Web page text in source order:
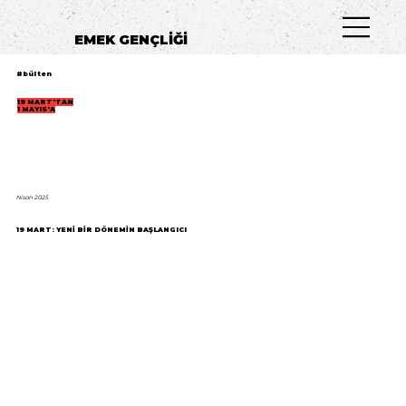
EMEK GENÇLİĞİ
#bülten
19 MART'TAN
1 MAYIS'A
Nisan 2025
19 MART: YENİ BİR DÖNEMİN BAŞLANGICI